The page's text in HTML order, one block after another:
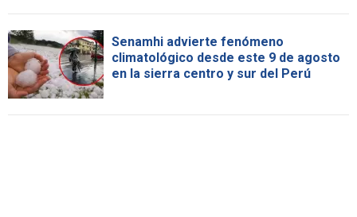
Senamhi advierte fenómeno
climatológico desde este 9 de agosto
en la sierra centro y sur del Perú